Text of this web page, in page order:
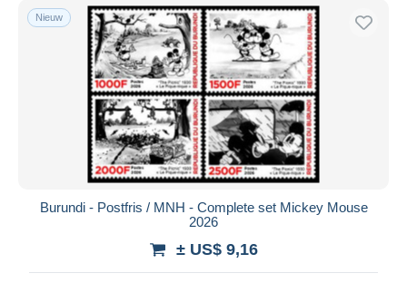
Nieuw
Burundi - Postfris / MNH - Complete set Mickey Mouse
2026
± US$ 9,16